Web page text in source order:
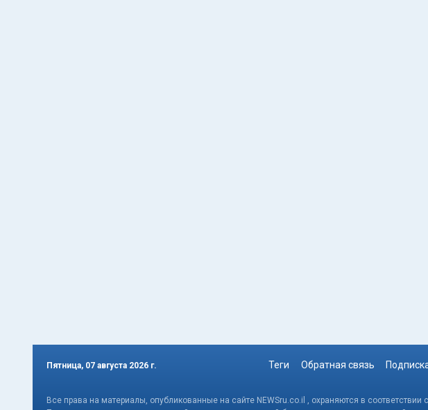
Пятница, 07 августа 2026 г. Теги Обратная связь
Все права на материалы, опубликованные на сайте NEWSru.co.il , охраняются в